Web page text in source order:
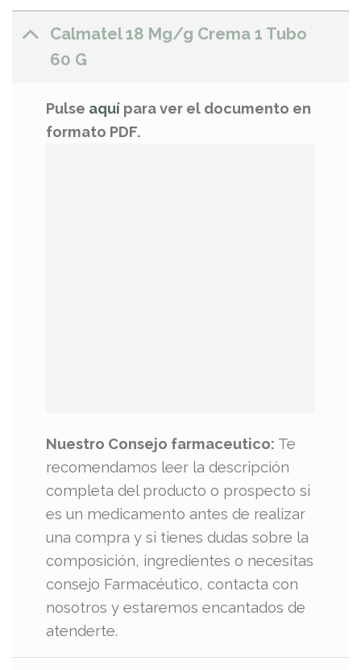
Calmatel 18 Mg/g Crema 1 Tubo
60 G
Pulse aquí para ver el documento en
formato PDF.
Nuestro Consejo farmaceutico: Te
recomendamos leer la descripción
completa del producto o prospecto si
es un medicamento antes de realizar
una compra y si tienes dudas sobre la
composición, ingredientes o necesitas
consejo Farmacéutico, contacta con
nosotros y estaremos encantados de
atenderte.